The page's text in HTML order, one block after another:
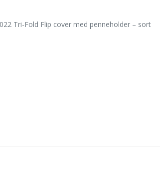
Tri-Fold Flip cover med penneholder – sort